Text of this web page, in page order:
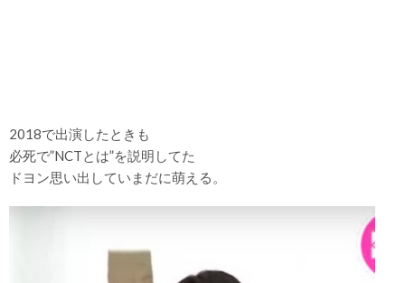
2018で出演したときも
必死で”NCTとは”を説明してた
ドヨン思い出していまだに萌える。